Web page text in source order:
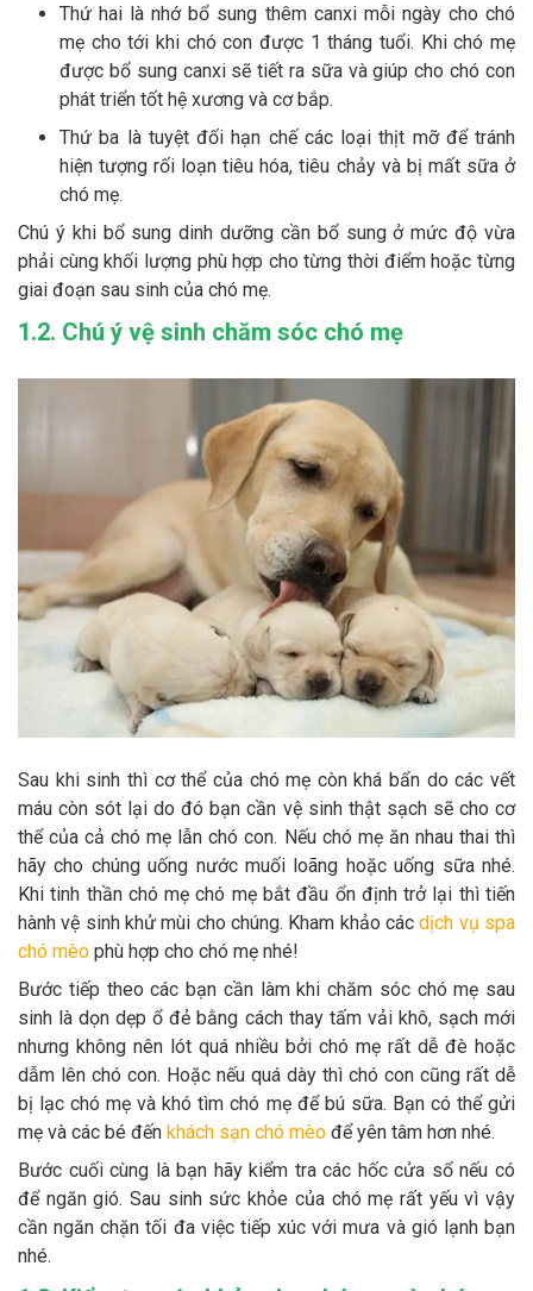
Thứ hai là nhớ bổ sung thêm canxi mỗi ngày cho chó
mẹ cho tới khi chó con được 1 tháng tuổi. Khi chó mẹ
được bổ sung canxi sẽ tiết ra sữa và giúp cho chó con
phát triển tốt hệ xương và cơ bắp.
Thứ ba là tuyệt đối hạn chế các loại thịt mỡ để tránh
hiện tượng rối loạn tiêu hóa, tiêu chảy và bị mất sữa ở
chó mẹ.
Chú ý khi bổ sung dinh dưỡng cần bổ sung ở mức độ vừa
phải cùng khối lượng phù hợp cho từng thời điểm hoặc từng
giai đoạn sau sinh của chó mẹ.
1.2. Chú ý vệ sinh chăm sóc chó mẹ
Sau khi sinh thì cơ thể của chó mẹ còn khá bẩn do các vết
máu còn sót lại do đó bạn cần vệ sinh thật sạch sẽ cho cơ
thể của cả chó mẹ lẫn chó con. Nếu chó mẹ ăn nhau thai thì
hãy cho chúng uống nước muối loãng hoặc uống sữa nhé.
Khi tinh thần chó mẹ chó mẹ bắt đầu ổn định trở lại thì tiến
hành vệ sinh khử mùi cho chúng. Kham khảo cácdịch vụ spa
chó mèo phù hợp cho chó mẹ nhé!
Bước tiếp theo các bạn cần làm khi chăm sóc chó mẹ sau
sinh là dọn dẹp ổ đẻ bằng cách thay tấm vải khô, sạch mới
nhưng không nên lót quá nhiều bởi chó mẹ rất dễ đè hoặc
dẫm lên chó con. Hoặc nếu quá dày thì chó con cũng rất dễ
bị lạc chó mẹ và khó tìm chó mẹ để bú sữa. Bạn có thể gửi
mẹ và các bé đến khách sạn chó mèo để yên tâm hơn nhé.
Bước cuối cùng là bạn hãy kiểm tra các hốc cửa sổ nếu có
để ngăn gió. Sau sinh sức khỏe của chó mẹ rất yếu vì vậy
cần ngăn chặn tối đa việc tiếp xúc với mưa và gió lạnh bạn
nhé.